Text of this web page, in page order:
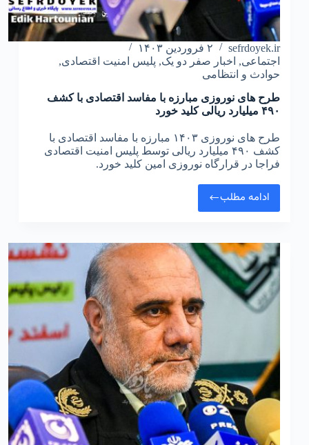
sefrdoyek.ir
۲ فروردین ۱۴۰۳
اجتماعی, اخبار صفر دو یک, پلیس امنیت اقتصادی,
حوادث و انتظامی
طرح های نوروزی مبارزه با مفاسد اقتصادی با کشف
۴۹۰ میلیارد ریالی کلید خورد
طرح های نوروزی ۱۴۰۳ مبارزه با مفاسد اقتصادی با
کشف ۴۹۰ میلیارد ریالی توسط پلیس امنیت اقتصادی
فراجا در قرارگاه نوروزی امین کلید خورد.
ادامه مطلب
طرح
مبارزه
با
مفاسد
اقتصادی
میلیارد
ریالی
کلید
خورد